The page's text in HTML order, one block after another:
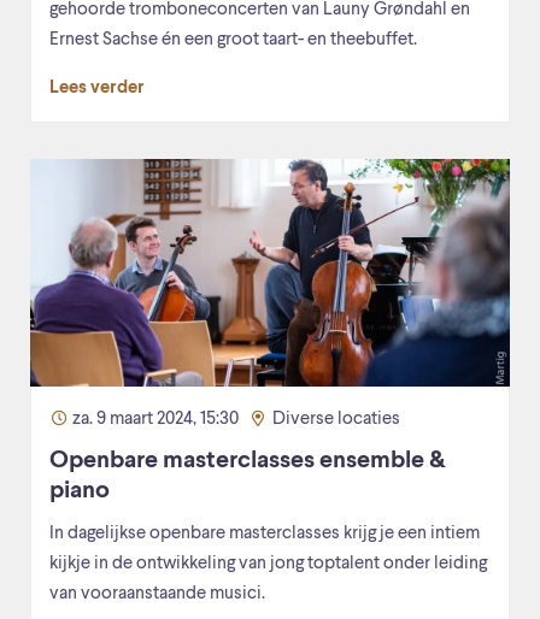
gehoorde tromboneconcerten van Launy Grøndahl en
Ernest Sachse én een groot taart- en theebuffet.
Lees verder
za. 9 maart 2024, 15:30 Diverse locaties
Openbare masterclasses ensemble &
piano
In dagelijkse openbare masterclasses krijg je een intiem
kijkje in de ontwikkeling van jong toptalent onder leiding
van vooraanstaande musici.